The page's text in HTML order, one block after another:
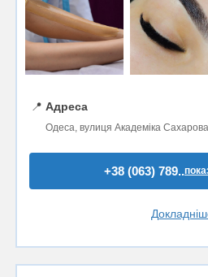
📍 Адреса
Одеса, вулиця Академіка
+38 (063) 789..